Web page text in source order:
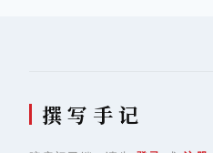
撰 写 手 记